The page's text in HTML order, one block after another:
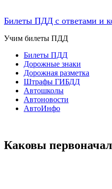
Билеты ПДД с ответами и
Учим билеты ПДД
Билеты ПДД
Дорожные знаки
Дорожная разметка
Штрафы ГИБДД
Автошколы
Автоновости
АвтоИнфо
Каковы